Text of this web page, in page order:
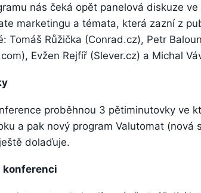
nás čeká opět panelová diskuze
marketingu a témata, která zazní z
Tomáš Růžička (Conrad.cz), Petr
Evžen Rejfíř (Slever.cz) a Michal
proběhnou 3 pětiminutovky ve
a pak nový program Valutomat
dolaďuje.
konferenci